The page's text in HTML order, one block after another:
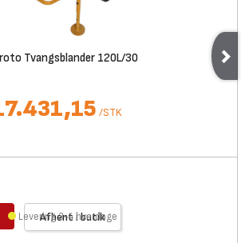
Tvangsblander 120L/30
/STK
Afhent i butik
Levering 3-4 hverdage